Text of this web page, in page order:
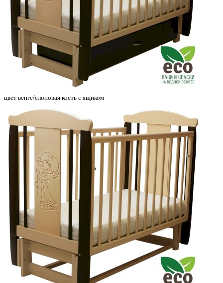
цвет венге/слоновая кость с ящиком